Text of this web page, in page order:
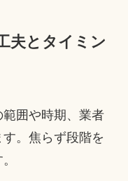
夫とタイミン
囲や時期、業者
。焦らず段階を